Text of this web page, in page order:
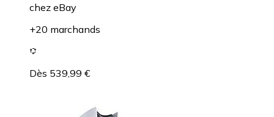
chez eBay
+20 marchands
Dès 539,99 €